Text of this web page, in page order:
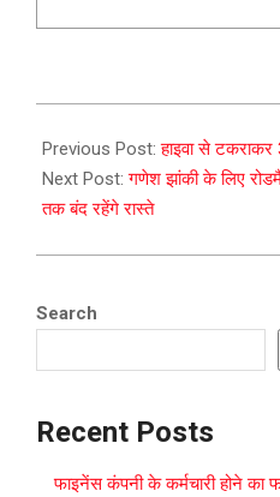
09-
29
Previous Post:हाइवा से टकराकर
Next Post:गणेश झांकी के लिए
तक बंद रहेंगे रास्ते
Search
Recent Posts
फाइनेंस कंपनी के कर्मचारी होने का